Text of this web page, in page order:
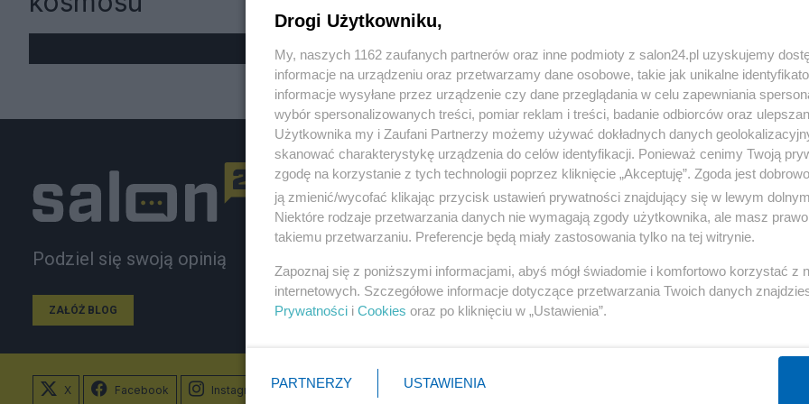
« WRÓĆ DO NOTKI
Podziel się swoją opinią
ZAŁÓŻ BLOG
Polityka
Rosja
PiS
Prezydent
NATO
Gospodarka
Biznes
Pieniądze
Inwestycje
Podatki
X Facebook Instagram
Drogi Użytkowniku,
My, naszych 1162 zaufanych partnerów oraz inne podmioty z salon24.pl uzyskujemy
informacje na urządzeniu oraz przetwarzamy dane osobowe, takie jak unikalne
informacje wysyłane przez urządzenie czy dane przeglądania w celu zapewniania
wybór spersonalizowanych treści, pomiar reklam i treści, badanie odbiorców oraz
Użytkownika my i Zaufani Partnerzy możemy używać dokładnych danych
skanować charakterystykę urządzenia do celów identyfikacji. Ponieważ cenimy Twoją
zgodę na korzystanie z tych technologii poprzez kliknięcie „Akceptuję”. Zgoda jest
ją zmienić/wycofać klikając przycisk ustawień prywatności znajdujący się w lewym
Niektóre rodzaje przetwarzania danych nie wymagają zgody użytkownika, ale masz
takiemu przetwarzaniu. Preferencje będą miały zastosowania tylko na tej witrynie.
Zapoznaj się z poniższymi informacjami, abyś mógł świadomie i komfortowo korzystać z
internetowych. Szczegółowe informacje dotyczące przetwarzania Twoich danych
Prywatności i Cookies oraz po kliknięciu w „Ustawienia”.
PARTNERZY USTAWIENIA